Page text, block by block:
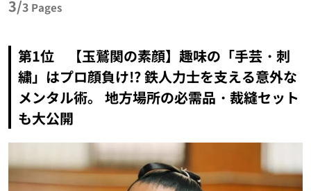
3/3 Pages
第1位 【玉鷲関の素顔】趣味の「手芸・刺
繍」はプロ顔負け!? 鉄人力士を支える意外な
メンタル術。 地方場所の必需品・裁縫セット
も大公開